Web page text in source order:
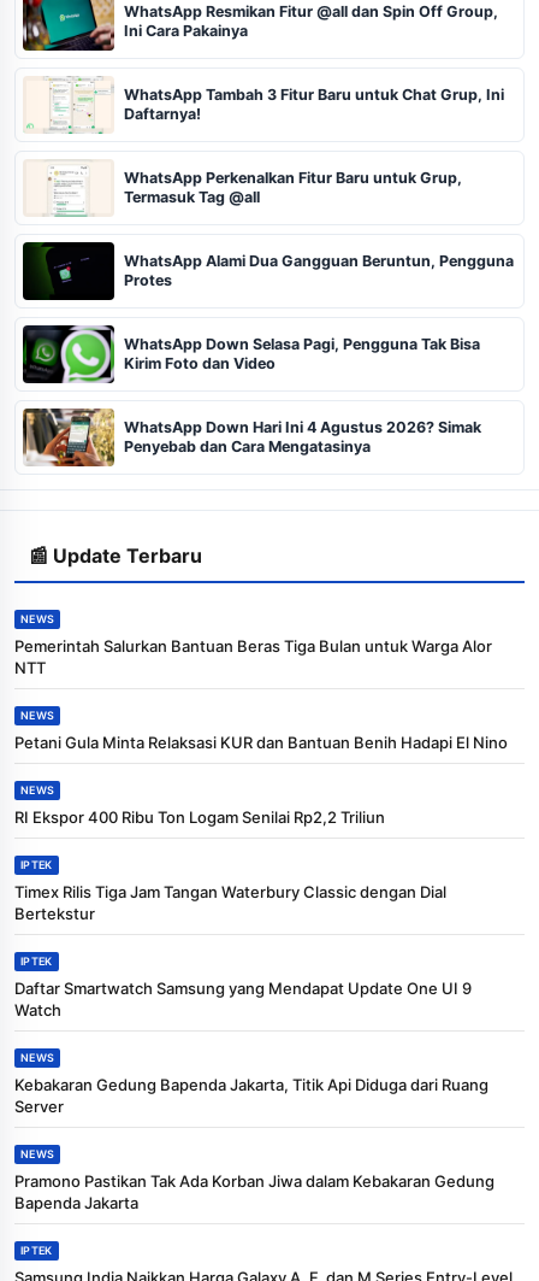
WhatsApp Resmikan Fitur @all dan Spin Off Group,
Ini Cara Pakainya
WhatsApp Tambah 3 Fitur Baru untuk Chat Grup, Ini
Daftarnya!
WhatsApp Perkenalkan Fitur Baru untuk Grup,
Termasuk Tag @all
WhatsApp Alami Dua Gangguan Beruntun, Pengguna
Protes
WhatsApp Down Selasa Pagi, Pengguna Tak Bisa
Kirim Foto dan Video
WhatsApp Down Hari Ini 4 Agustus 2026? Simak
Penyebab dan Cara Mengatasinya
📰 Update Terbaru
NEWS
Pemerintah Salurkan Bantuan Beras Tiga Bulan untuk Warga Alor
NTT
NEWS
Petani Gula Minta Relaksasi KUR dan Bantuan Benih Hadapi El Nino
NEWS
RI Ekspor 400 Ribu Ton Logam Senilai Rp2,2 Triliun
IPTEK
Timex Rilis Tiga Jam Tangan Waterbury Classic dengan Dial
Bertekstur
IPTEK
Daftar Smartwatch Samsung yang Mendapat Update One UI 9
Watch
NEWS
Kebakaran Gedung Bapenda Jakarta, Titik Api Diduga dari Ruang
Server
NEWS
Pramono Pastikan Tak Ada Korban Jiwa dalam Kebakaran Gedung
Bapenda Jakarta
IPTEK
Samsung India Naikkan Harga Galaxy A, F, dan M Series Entry-Level